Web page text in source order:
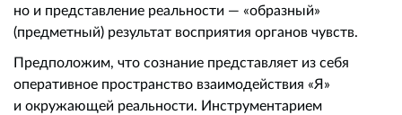
но и представление реальности — «образный»
(предметный) результат восприятия органов чувств.
Предположим, что сознание представляет из себя
оперативное пространство взаимодействия «Я»
и окружающей реальности. Инструментарием